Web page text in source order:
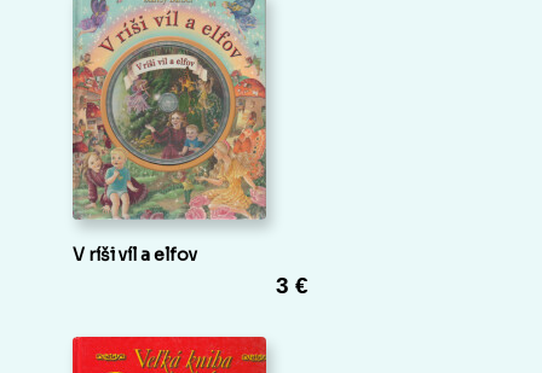
V ríši víl a elfov
3 €